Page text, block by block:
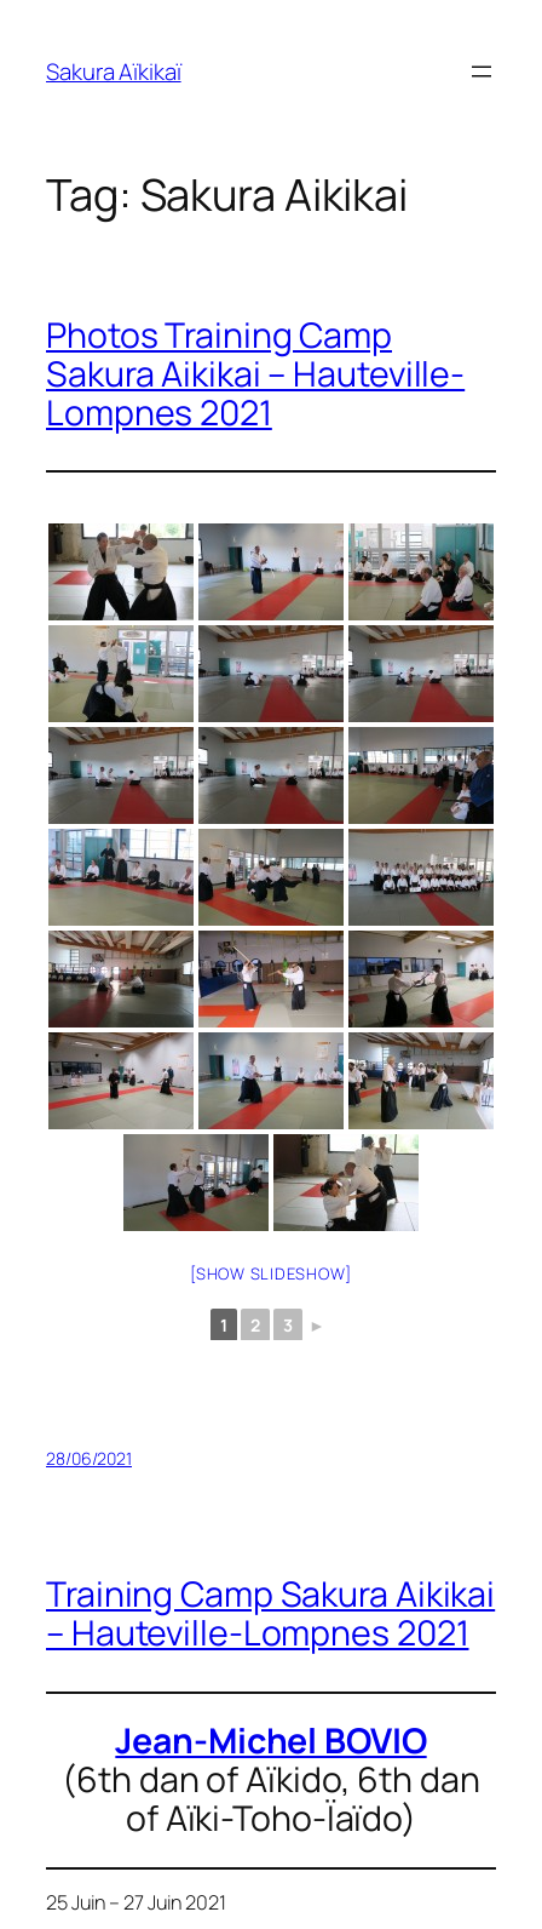
content
Sakura Aïkikaï
Tag: Sakura Aikikai
Photos Training Camp
Sakura Aikikai – Hauteville-
Lompnes 2021
[SHOW SLIDESHOW]
1 2 3 ►
28/06/2021
Training Camp Sakura Aikikai
– Hauteville-Lompnes 2021
Jean-Michel BOVIO
(6th dan of Aïkido, 6th dan
of Aïki-Toho-Ïaïdo)
25 Juin – 27 Juin 2021